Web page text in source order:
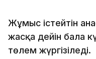
Жұмыс істейтін
жасқа дейін бала
төлем жүргізіледі.